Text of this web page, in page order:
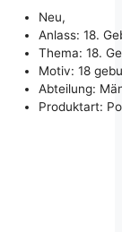
Neu,
Anlass: 18.
Thema: 18.
Motiv: 18
Abteilung:
Produktart: